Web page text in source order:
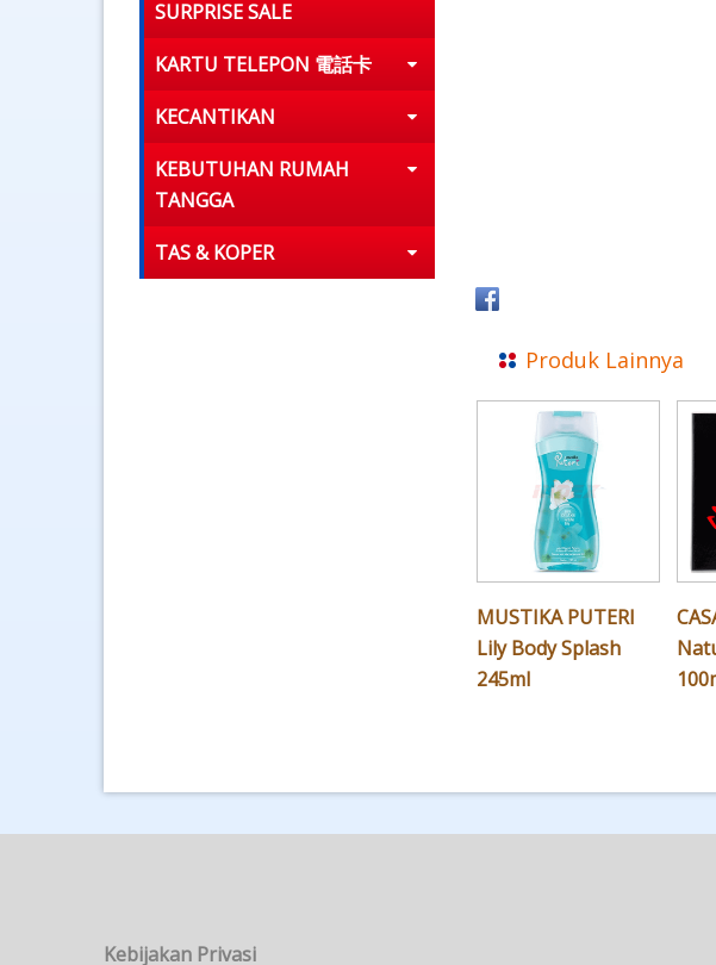
SURPRISE SALE
KARTU TELEPON 電話卡
KECANTIKAN
KEBUTUHAN RUMAH
TANGGA
TAS & KOPER
Produk Lainnya
MUSTIKA PUTERI
Lily Body Splash
245ml
Kebijakan Privasi